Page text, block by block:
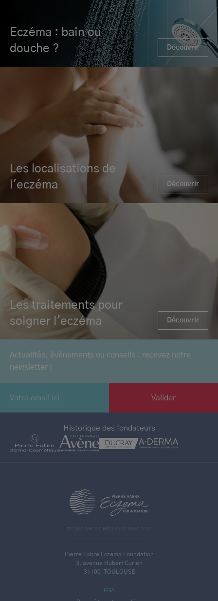
Eczéma : bain ou
douche ?
Découvrir
Les localisations de
l'eczéma
Découvrir
Les traitements pour
soigner l'eczéma
Découvrir
Actualités, événements ou conseils : recevez notre
newsletter !
Historique des fondateurs
©TOUS DROITS RÉSERVÉS 2004-2020
Pierre Fabre Eczema Foundation
3, avenue Hubert Curien
31100 TOULOUSE
LÉGAL